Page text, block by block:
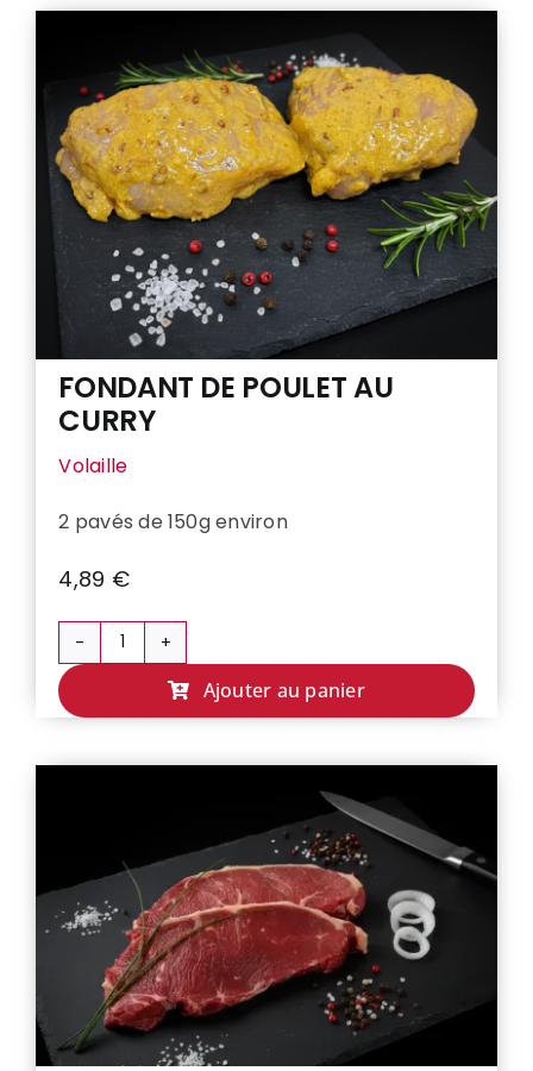
POULET
FONDANT DE POULET AU
CURRY
Volaille
2 pavés de 150g environ
4,89 €
quantité
FONDANT
POULET
Ajouter au panier